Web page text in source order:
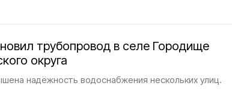
трубопровод в селе Городище
округа
надёжность водоснабжения нескольких улиц.